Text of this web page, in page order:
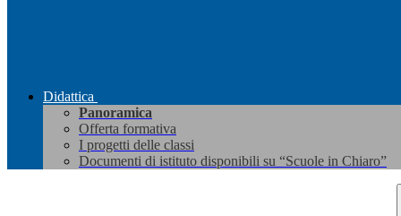
Didattica
Panoramica
Offerta formativa
I progetti delle classi
Documenti di istituto disponibili su “Scuole in Chiaro”